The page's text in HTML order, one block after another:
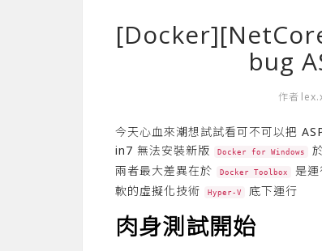
bug
作者
今天心血來潮想試試看可不可以把
in7 無法安裝新版
Docker for Windows
兩者最大差異在於
Docker Toolbox 是運
軟的虛擬化技術
Hyper-V 底下運行
肉身測試開始